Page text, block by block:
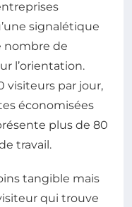
signalétique
nombre de
l’orientation.
visiteurs par jour,
économisées
plus de 80
travail.
tangible mais
qui trouve